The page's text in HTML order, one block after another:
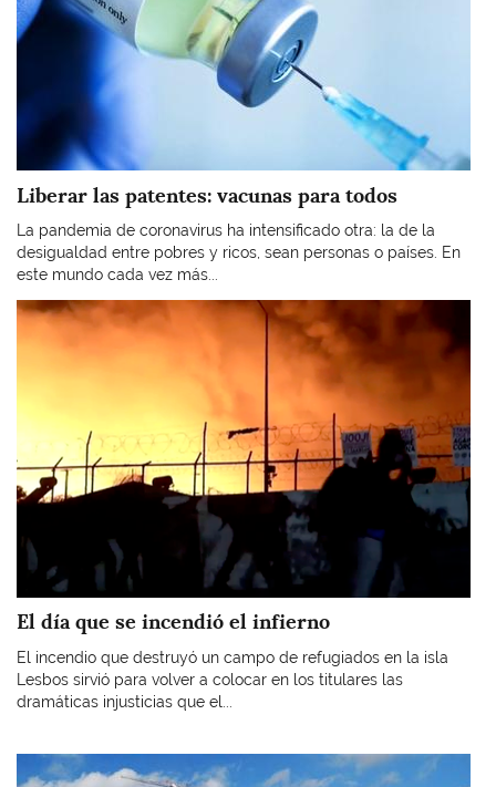
Liberar las patentes: vacunas para todos
La pandemia de coronavirus ha intensificado otra: la de la
desigualdad entre pobres y ricos, sean personas o países. En
este mundo cada vez más...
Imagen
El día que se incendió el infierno
El incendio que destruyó un campo de refugiados en la isla
Lesbos sirvió para volver a colocar en los titulares las
dramáticas injusticias que el...
Imagen